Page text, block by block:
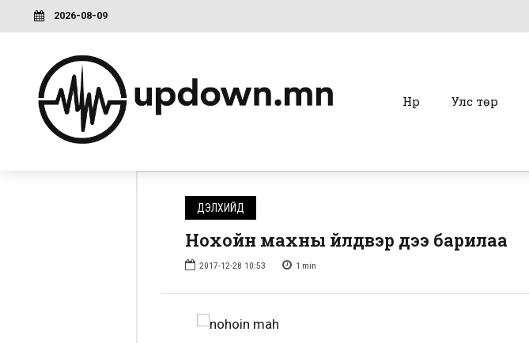
2026-08-09
Нүүр Улс төр
ДЭЛХИЙД
Нохойн махны үйлдвэр үүдээ барилаа
2017-12-28 10:53 1 min